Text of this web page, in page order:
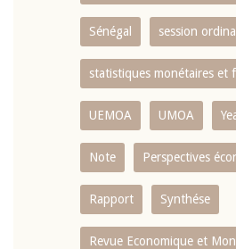
Sénégal session
statistiques monétaires et
UEMOA UMOA
Note Perspectives
Rapport Synthése
Revue Economique et